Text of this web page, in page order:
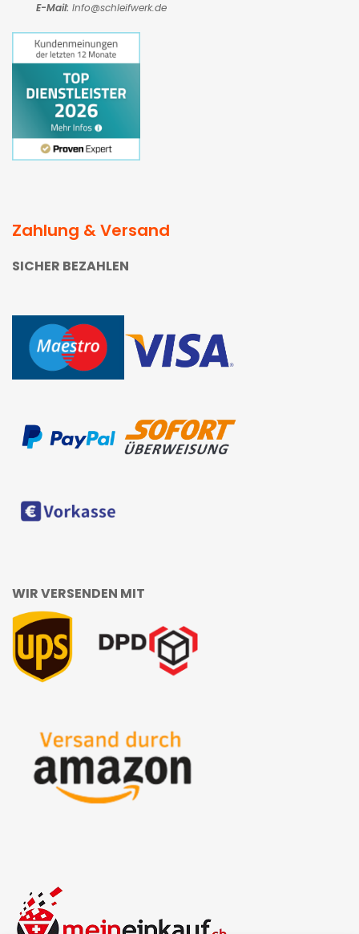
E-Mail: Info@schleifwerk.de
Zahlung & Versand
SICHER BEZAHLEN
WIR VERSENDEN MIT